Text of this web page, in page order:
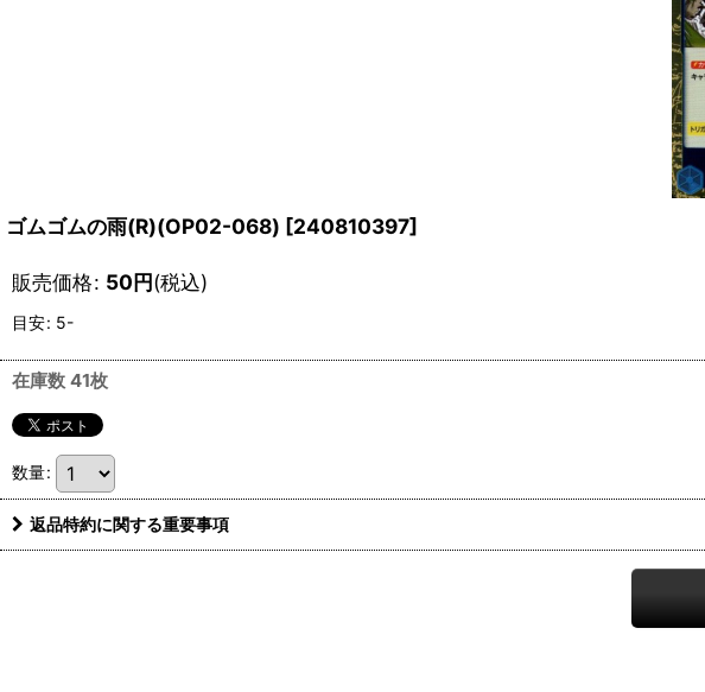
ゴムゴムの雨(R)(OP02-068) [240810397]
販売価格: 50円(税込)
目安: 5-
在庫数 41枚
数量:
返品特約に関する重要事項